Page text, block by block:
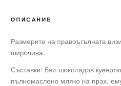
ОПИСАНИЕ
Размерите на правоъгълната
широчина.
Съставки: Бял шоколадов
пълномаслено мляко на прах,